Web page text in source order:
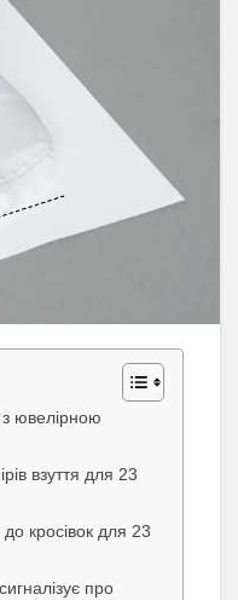
ювелірною
взуття для 23
кросівок для 23
про